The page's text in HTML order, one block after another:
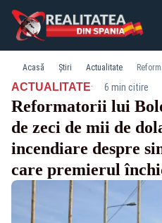
Acasă Știri Actualitate
ACTUALITATE· 6 min citire
Reformatorii lui
de zeci de mii de
incendiare despre
care premierul